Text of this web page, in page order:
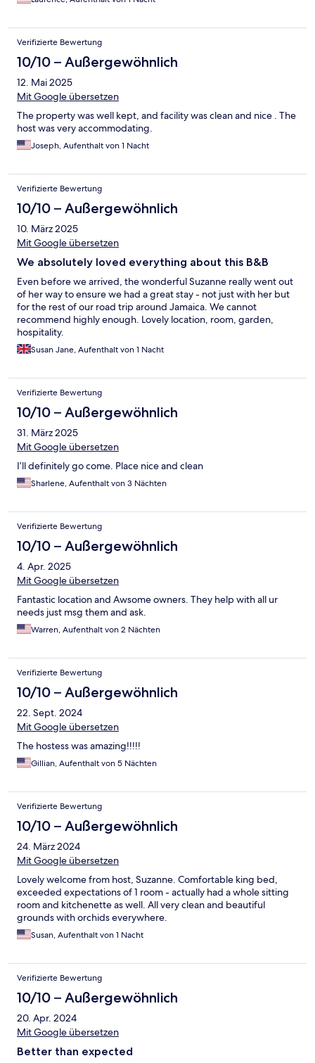
Verifizierte Bewertung
10/10 – Außergewöhnlich
12. Mai 2025
Mit Google übersetzen
The property was well kept, and facility was clean and nice . The
host was very accommodating.
Joseph, Aufenthalt von 1 Nacht
Verifizierte Bewertung
10/10 – Außergewöhnlich
10. März 2025
Mit Google übersetzen
We absolutely loved everything about this B&B
Even before we arrived, the wonderful Suzanne really went out
of her way to ensure we had a great stay - not just with her but
for the rest of our road trip around Jamaica. We cannot
recommend highly enough. Lovely location, room, garden,
hospitality.
Susan Jane, Aufenthalt von 1 Nacht
Verifizierte Bewertung
10/10 – Außergewöhnlich
31. März 2025
Mit Google übersetzen
I’ll definitely go come. Place nice and clean
Sharlene, Aufenthalt von 3 Nächten
Verifizierte Bewertung
10/10 – Außergewöhnlich
4. Apr. 2025
Mit Google übersetzen
Fantastic location and Awsome owners. They help with all ur
needs just msg them and ask.
Warren, Aufenthalt von 2 Nächten
Verifizierte Bewertung
10/10 – Außergewöhnlich
22. Sept. 2024
Mit Google übersetzen
The hostess was amazing!!!!!
Gillian, Aufenthalt von 5 Nächten
Verifizierte Bewertung
10/10 – Außergewöhnlich
24. März 2024
Mit Google übersetzen
Lovely welcome from host, Suzanne. Comfortable king bed,
exceeded expectations of 1 room - actually had a whole sitting
room and kitchenette as well. All very clean and beautiful
grounds with orchids everywhere.
Susan, Aufenthalt von 1 Nacht
Verifizierte Bewertung
10/10 – Außergewöhnlich
20. Apr. 2024
Mit Google übersetzen
Better than expected